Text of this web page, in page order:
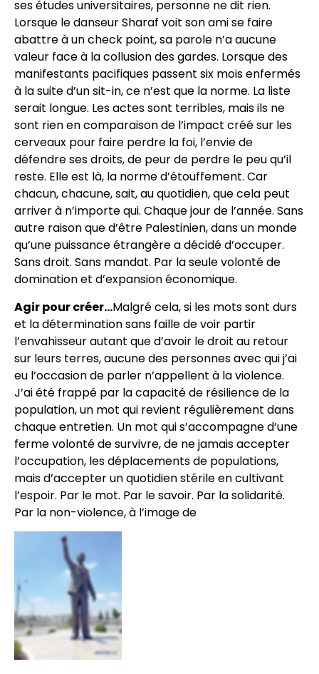
ses études universitaires, personne ne dit rien.
Lorsque le danseur Sharaf voit son ami se faire
abattre à un check point, sa parole n’a aucune
valeur face à la collusion des gardes. Lorsque des
manifestants pacifiques passent six mois enfermés
à la suite d’un sit-in, ce n’est que la norme. La liste
serait longue. Les actes sont terribles, mais ils ne
sont rien en comparaison de l’impact créé sur les
cerveaux pour faire perdre la foi, l’envie de
défendre ses droits, de peur de perdre le peu qu’il
reste. Elle est là, la norme d’étouffement. Car
chacun, chacune, sait, au quotidien, que cela peut
arriver à n’importe qui. Chaque jour de l’année. Sans
autre raison que d’être Palestinien, dans un monde
qu’une puissance étrangère a décidé d’occuper.
Sans droit. Sans mandat. Par la seule volonté de
domination et d’expansion économique.
Agir pour créer…Malgré cela, si les mots sont durs
et la détermination sans faille de voir partir
l’envahisseur autant que d’avoir le droit au retour
sur leurs terres, aucune des personnes avec qui j’ai
eu l’occasion de parler n’appellent à la violence.
J’ai été frappé par la capacité de résilience de la
population, un mot qui revient régulièrement dans
chaque entretien. Un mot qui s’accompagne d’une
ferme volonté de survivre, de ne jamais accepter
l’occupation, les déplacements de populations,
mais d’accepter un quotidien stérile en cultivant
l’espoir. Par le mot. Par le savoir. Par la solidarité.
Par la non-violence, à l’image de